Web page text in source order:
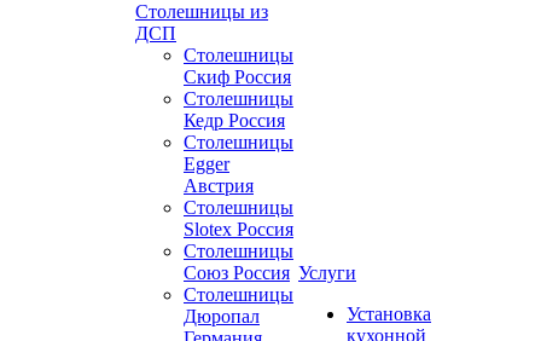
Столешницы из
ДСП
Столешницы
Скиф Россия
Столешницы
Кедр Россия
Столешницы
Egger
Австрия
Столешницы
Slotex Россия
Столешницы
Союз Россия
Столешницы
Дюропал
Услуги
Установка
кухонной